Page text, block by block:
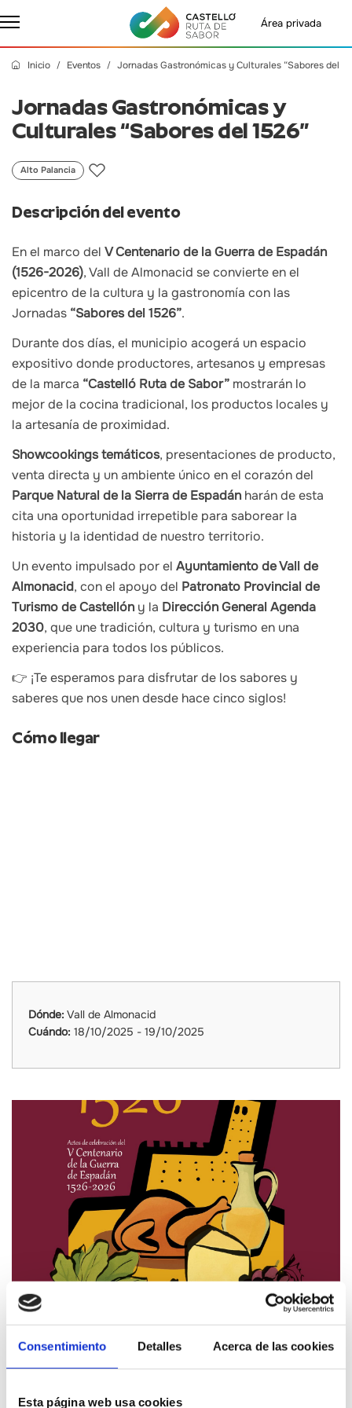
Consentimiento Detalles Acerca de las cookies
Esta página web usa cookies
Área privada
Inicio Eventos Jornadas Gastronómicas y Culturales “Sabores del
Jornadas Gastronómicas y
Culturales “Sabores del 1526”
Alto Palancia
Descripción del evento
En el marco del V Centenario de la Guerra de Espadán
(1526-2026), Vall de Almonacid se convierte en el
epicentro de la cultura y la gastronomía con las
Jornadas “Sabores del 1526”.
Durante dos días, el municipio acogerá un espacio
expositivo donde productores, artesanos y empresas
de la marca “Castelló Ruta de Sabor” mostrarán lo
mejor de la cocina tradicional, los productos locales y
la artesanía de proximidad.
Showcookings temáticos, presentaciones de producto,
venta directa y un ambiente único en el corazón del
Parque Natural de la Sierra de Espadán harán de esta
cita una oportunidad irrepetible para saborear la
historia y la identidad de nuestro territorio.
Un evento impulsado por el Ayuntamiento de Vall de
Almonacid, con el apoyo del Patronato Provincial de
Turismo de Castellón y la Dirección General Agenda
2030, que une tradición, cultura y turismo en una
experiencia para todos los públicos.
👉 ¡Te esperamos para disfrutar de los sabores y
saberes que nos unen desde hace cinco siglos!
Cómo llegar
Dónde: Vall de Almonacid
Cuándo: 18/10/2025 - 19/10/2025